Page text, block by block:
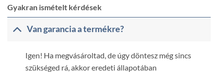
Gyakran ismételt kérdések
Van garancia a termékre?
Igen! Ha megvásároltad, de úgy döntesz még sincs
szükséged rá, akkor eredeti állapotában